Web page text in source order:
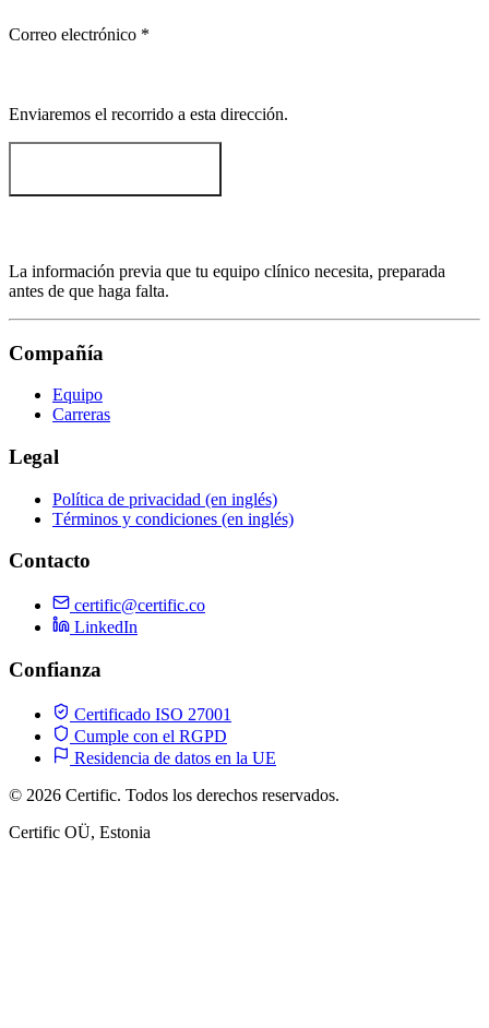
Correo electrónico *
Enviaremos el recorrido a esta dirección.
La información previa que tu equipo clínico necesita, preparada
antes de que haga falta.
Compañía
Equipo
Carreras
Legal
Política de privacidad (en inglés)
Términos y condiciones (en inglés)
Contacto
certific@certific.co
LinkedIn
Confianza
Certificado ISO 27001
Cumple con el RGPD
Residencia de datos en la UE
© 2026 Certific. Todos los derechos reservados.
Certific OÜ, Estonia